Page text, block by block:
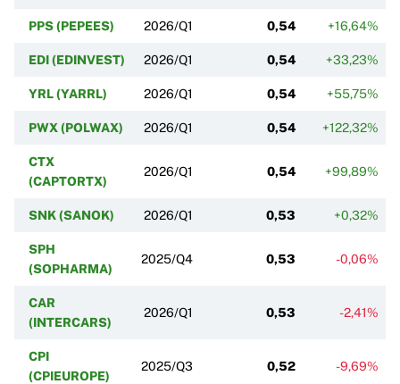
PPS (PEPEES) 2026/Q1 0,54 +16,64%
EDI (EDINVEST) 2026/Q1 0,54 +33,23%
YRL (YARRL) 2026/Q1 0,54 +55,75%
PWX (POLWAX) 2026/Q1 0,54 +122,32%
CTX
(CAPTORTX)
2026/Q1 0,54 +99,89%
SNK (SANOK) 2026/Q1 0,53 +0,32%
SPH
(SOPHARMA)
2025/Q4 0,53 -0,06%
CAR
(INTERCARS)
2026/Q1 0,53 -2,41%
CPI
(CPIEUROPE)
2025/Q3 0,52 -9,69%